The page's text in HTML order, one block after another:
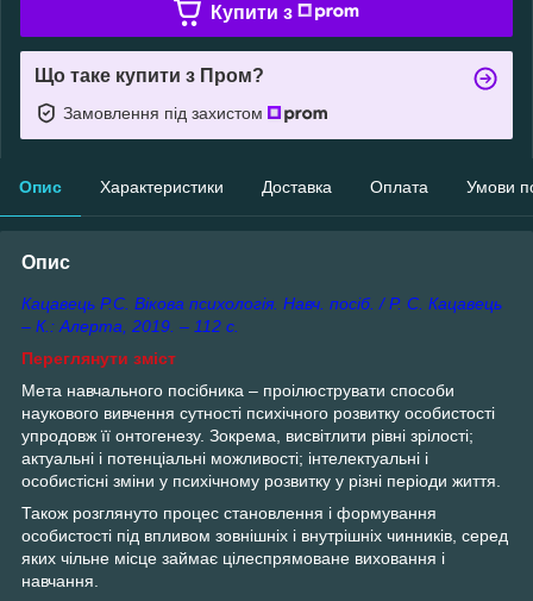
Купити з
Що таке купити з Пром?
Замовлення під захистом
Опис Характеристики Доставка Оплата Умови
Опис
Кацавець Р.С. Вікова психологія. Навч. посіб. / Р. С. Кацавець
– К.: Алерта, 2019. – 112 с.
Переглянути зміст
Мета навчального посібника – проілюструвати способи
наукового вивчення сутності психічного розвитку особистості
упродовж її онтогенезу. Зокрема, висвітлити рівні зрілості;
актуальні і потенціальні можливості; інтелектуальні і
особистісні зміни у психічному розвитку у різні періоди життя.
Також розглянуто процес становлення і формування
особистості під впливом зовнішніх і внутрішніх чинників, серед
яких чільне місце займає цілеспрямоване виховання і
навчання.